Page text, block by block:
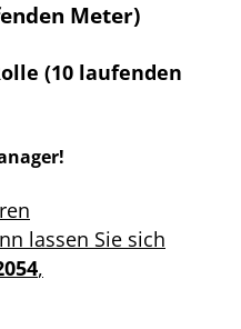
Meter)
(10 laufenden
lassen Sie sich
,